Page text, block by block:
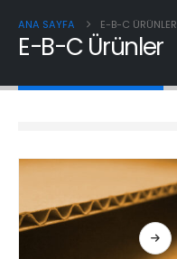
ANA SAYFA E-B-C ÜRÜNLER
E-B-C Ürünler